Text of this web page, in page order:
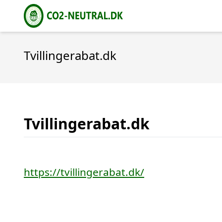
Tvillingerabat.dk
Tvillingerabat.dk
https://tvillingerabat.dk/